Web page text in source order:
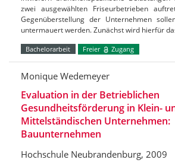
zwei ausgewählten Friseurbetrieben
Gegenüberstellung der Unternehmen
untermauert werden. Zunächst wird hierfür
Bachelorarbeit Freier Zugang
Monique Wedemeyer
Evaluation in der Betrieblichen
Gesundheitsförderung in Klein-
Mittelständischen Unternehmen:
Bauunternehmen
Hochschule Neubrandenburg, 2009